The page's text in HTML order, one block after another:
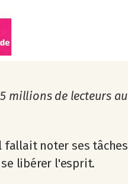
millions de lecteurs au
fallait noter ses tâches
libérer l'esprit.